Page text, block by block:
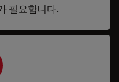
필요합니다.